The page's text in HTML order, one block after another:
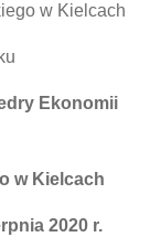
w Kielcach
Ekonomii
w Kielcach
2020 r.